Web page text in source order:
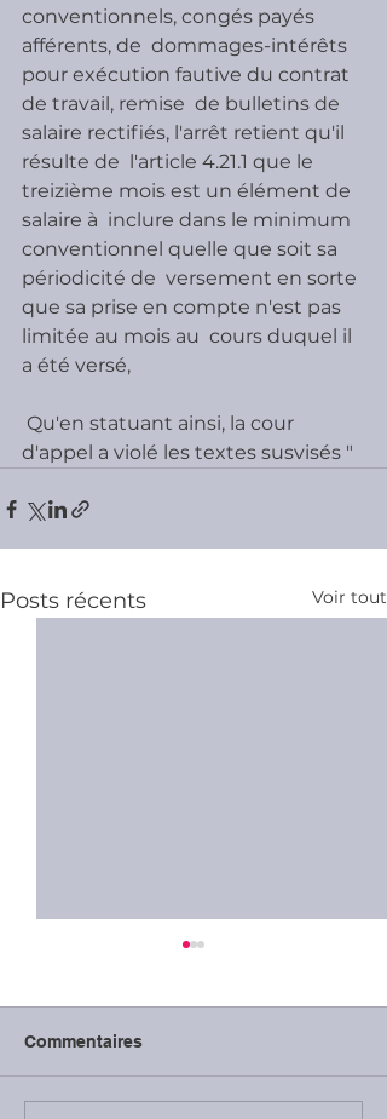
conventionnels, congés payés
afférents, de  dommages-intérêts
pour exécution fautive du contrat
de travail, remise  de bulletins de
salaire rectifiés, l'arrêt retient qu'il
résulte de  l'article 4.21.1 que le
treizième mois est un élément de
salaire à  inclure dans le minimum
conventionnel quelle que soit sa
périodicité de  versement en sorte
que sa prise en compte n'est pas
limitée au mois au  cours duquel il
a été versé,
d'appel a violé les textes susvisés "
Posts récents Voir tout
Commentaires